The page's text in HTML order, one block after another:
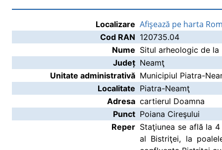
Localizare Afişează pe harta
Cod RAN 120735.04
Nume Situl arheologic de la
Județ Neamţ
Unitate administrativă Municipiul Piatra-
Localitate Piatra-Neamţ
Adresa cartierul Doamna
Punct Poiana Cireşului
Reper Staţiunea se află la
al Bistriţei, la